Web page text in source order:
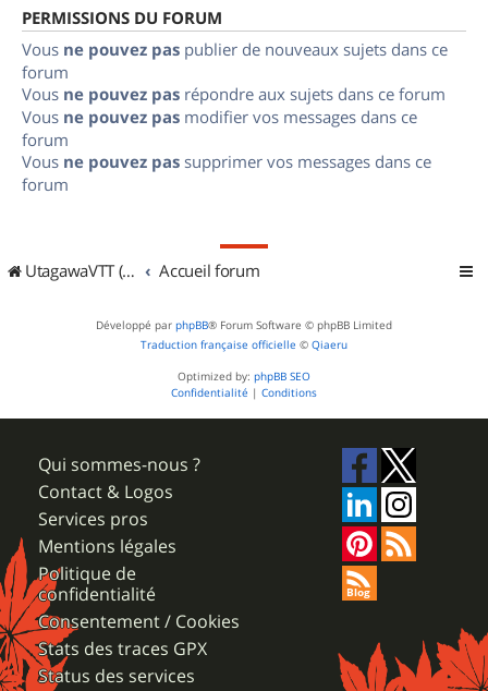
PERMISSIONS DU FORUM
Vous ne pouvez pas publier de nouveaux sujets dans ce
forum
Vous ne pouvez pas répondre aux sujets dans ce forum
Vous ne pouvez pas modifier vos messages dans ce
forum
Vous ne pouvez pas supprimer vos messages dans ce
forum
UtagawaVTT (Randos VTT et VTTAE avec traces GPS) Accueil forum
Développé par phpBB® Forum Software © phpBB Limited
Traduction française officielle © Qiaeru
Optimized by: phpBB SEO
Confidentialité | Conditions
Qui sommes-nous ?
Contact & Logos
Services pros
Mentions légales
Politique de
confidentialité
Consentement / Cookies
Stats des traces GPX
Status des services